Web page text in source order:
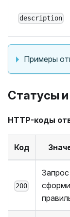
description
Примеры
Статусы
HTTP-коды
Код
200
Запрос